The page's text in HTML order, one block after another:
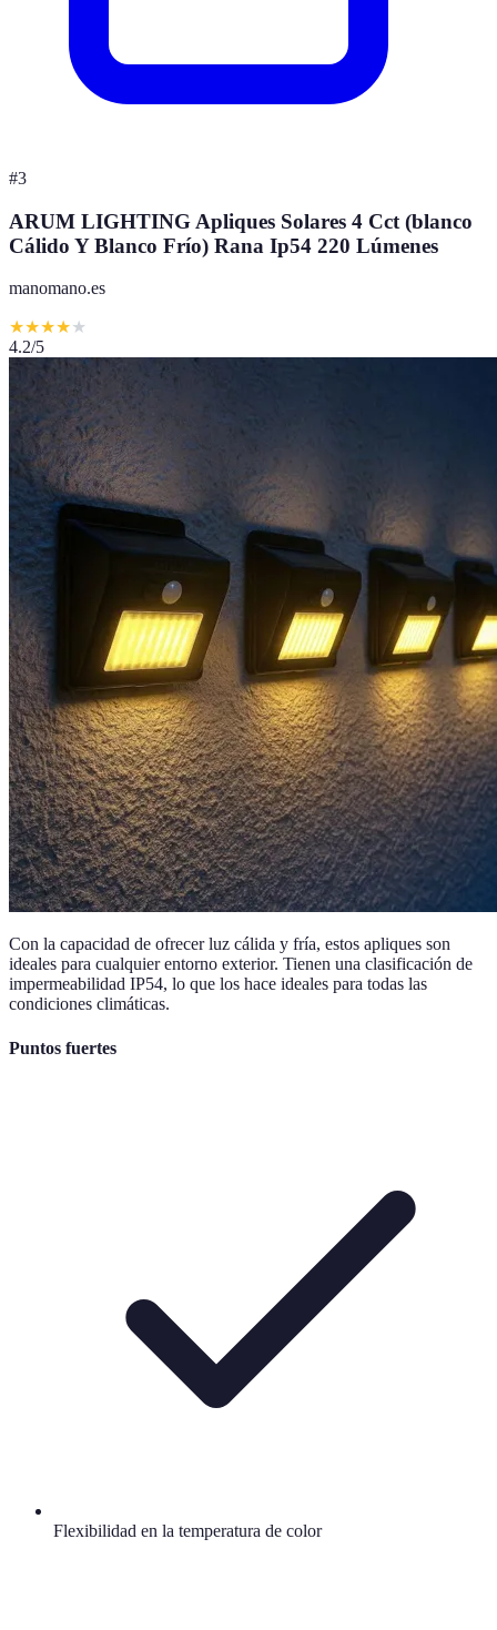
#3
ARUM LIGHTING Apliques Solares 4 Cct (blanco
Cálido Y Blanco Frío) Rana Ip54 220 Lúmenes
manomano.es
★★★★★
4.2/5
Con la capacidad de ofrecer luz cálida y fría, estos apliques son
ideales para cualquier entorno exterior. Tienen una clasificación de
impermeabilidad IP54, lo que los hace ideales para todas las
condiciones climáticas.
Puntos fuertes
Flexibilidad en la temperatura de color